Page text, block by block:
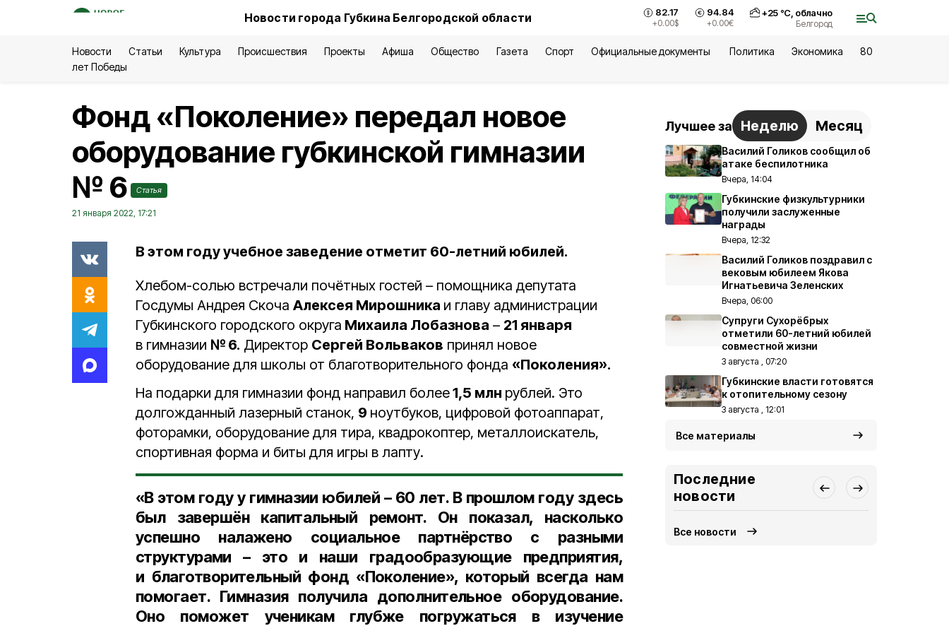
Новости города Губкина Белгородской области 82.17
+0.00$
94.84
+0.00€
+25°С, облачно
Белгород
Новости Статьи Культура Происшествия Проекты Афиша Общество Газета Спорт Официальные документы Политика Экономика
80
лет Победы
Фонд «Поколение» передал новое
оборудование губкинской гимназии
№ 6
Статья
21 января 2022, 17:21
В этом году учебное заведение отметит 60-летний юбилей.
Хлебом-солью встречали почётных гостей – помощника депутата
Госдумы Андрея Скоча Алексея Мирошника и главу администрации
Губкинского городского округа Михаила Лобазнова – 21 января
в гимназии № 6. Директор Сергей Вольваков принял новое
оборудование для школы от благотворительного фонда «Поколения».
На подарки для гимназии фонд направил более1,5 млн рублей. Это
долгожданный лазерный станок, 9 ноутбуков, цифровой фотоаппарат,
фоторамки, оборудование для тира, квадрокоптер, металлоискатель,
спортивная форма и биты для игры в лапту.
«В этом году у гимназии юбилей – 60 лет. В прошлом году здесь
был завершён капитальный ремонт. Он показал, насколько
успешно налажено социальное партнёрство с разными
структурами – это и наши градообразующие предприятия,
и благотворительный фонд «Поколение», который всегда нам
помогает. Гимназия получила дополнительное оборудование.
Оно поможет ученикам глубже погружаться в изучение
Лучшее за Неделю Месяц
Василий Голиков сообщил об
атаке беспилотника
Вчера, 14:04
Губкинские физкультурники
получили заслуженные
награды
Вчера, 12:32
Василий Голиков поздравил с
вековым юбилеем Якова
Игнатьевича Зеленских
Вчера, 06:00
Супруги Сухорёбрых
отметили 60-летний юбилей
совместной жизни
3 августа , 07:20
Губкинские власти готовятся
к отопительному сезону
3 августа , 12:01
Все материалы
Последние
новости
Все новости